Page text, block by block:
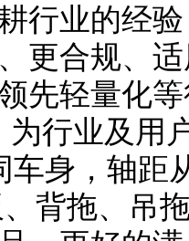
业的经验
更合规、
先轻量化
行业及用
车身，轴距
背拖、吊